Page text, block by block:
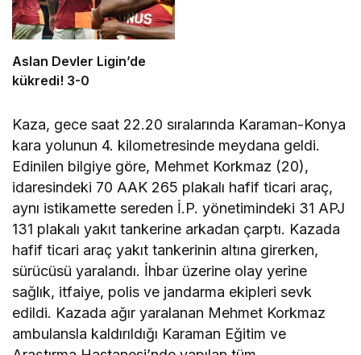
Aslan Devler Ligin’de
kükredi! 3-0
Kaza, gece saat 22.20 sıralarında Karaman-Konya
kara yolunun 4. kilometresinde meydana geldi.
Edinilen bilgiye göre, Mehmet Korkmaz (20),
idaresindeki 70 AAK 265 plakalı hafif ticari araç,
aynı istikamette sereden İ.P. yönetimindeki 31 APJ
131 plakalı yakıt tankerine arkadan çarptı. Kazada
hafif ticari araç yakıt tankerinin altına girerken,
sürücüsü yaralandı. İhbar üzerine olay yerine
sağlık, itfaiye, polis ve jandarma ekipleri sevk
edildi. Kazada ağır yaralanan Mehmet Korkmaz
ambulansla kaldırıldığı Karaman Eğitim ve